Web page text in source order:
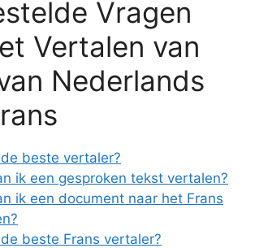
Vragen
Vertalen van
Nederlands
beste vertaler?
ik een gesproken tekst vertalen?
ik een document naar het Frans
beste Frans vertaler?